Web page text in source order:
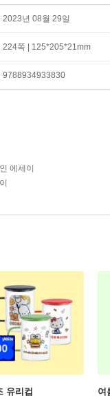
2023년 08월 29일
224쪽 | 125*205*21mm
9788934933830
에세이
유리컵 여